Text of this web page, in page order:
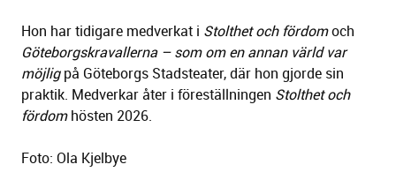
Hon har tidigare medverkat i Stolthet och fördomoch
Göteborgskravallerna – som om en annan värld var
möjligpå Göteborgs Stadsteater, där hon gjorde sin
praktik. Medverkar åter i föreställningen Stolthet och
fördomhösten 2026.
Foto: Ola Kjelbye